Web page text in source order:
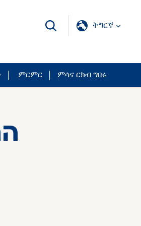
ትግርኛ
ምርምር ምሳና ርክብ ግበሩ